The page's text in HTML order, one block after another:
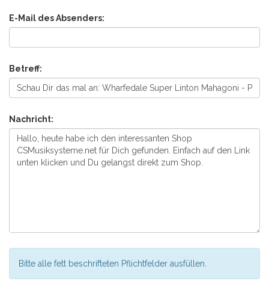
E-Mail des Absenders:
Betreff:
Nachricht:
Bitte alle fett beschrifteten Pflichtfelder ausfüllen.